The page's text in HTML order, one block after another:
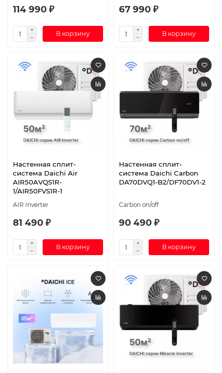
114 990 ₽
В корзину
67 990 ₽
В корзину
Настенная сплит-
система Daichi Air
AIR50AVQS1R-
1/AIR50FVS1R-1
AIR Inverter
81 490 ₽
В корзину
Настенная сплит-
система Daichi Carbon
DA70DVQ1-B2/DF70DV1-2
Carbon on/off
90 490 ₽
В корзину